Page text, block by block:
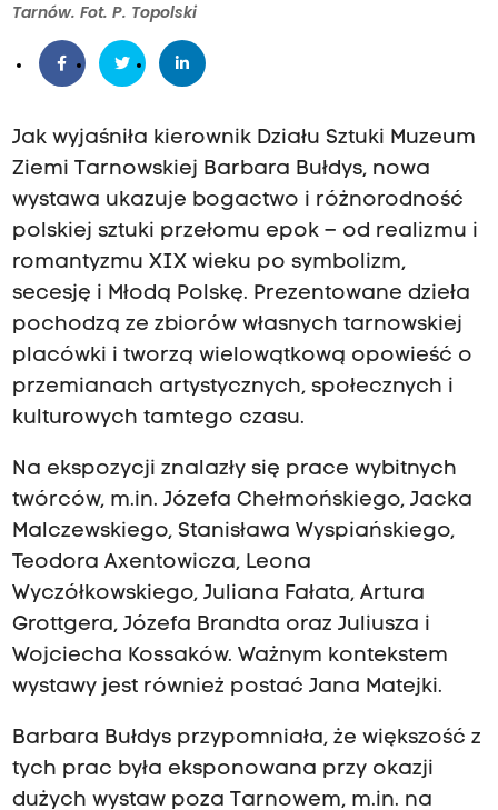
Tarnów. Fot. P. Topolski
Jak wyjaśniła kierownik Działu Sztuki Muzeum
Ziemi Tarnowskiej Barbara Bułdys, nowa
wystawa ukazuje bogactwo i różnorodność
polskiej sztuki przełomu epok – od realizmu i
romantyzmu XIX wieku po symbolizm,
secesję i Młodą Polskę. Prezentowane dzieła
pochodzą ze zbiorów własnych tarnowskiej
placówki i tworzą wielowątkową opowieść o
przemianach artystycznych, społecznych i
kulturowych tamtego czasu.
Na ekspozycji znalazły się prace wybitnych
twórców, m.in. Józefa Chełmońskiego, Jacka
Malczewskiego, Stanisława Wyspiańskiego,
Teodora Axentowicza, Leona
Wyczółkowskiego, Juliana Fałata, Artura
Grottgera, Józefa Brandta oraz Juliusza i
Wojciecha Kossaków. Ważnym kontekstem
wystawy jest również postać Jana Matejki.
Barbara Bułdys przypomniała, że większość z
tych prac była eksponowana przy okazji
dużych wystaw poza Tarnowem, m.in. na